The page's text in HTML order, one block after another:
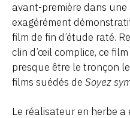
avant-première dans une
exagérément
film de fin d’étude raté.
clin d’œil complice, ce
presque être le tronçon
films suédés de Soyez
Le réalisateur en herbe a